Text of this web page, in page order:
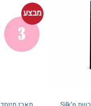
מבצע